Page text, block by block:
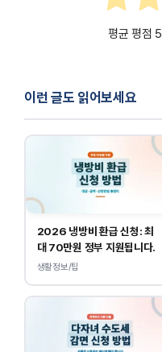
평균 평점 5
이런 글도 읽어보세요
2026 냉방비 환급 신청: 최
대 70만원 정부 지원됩니다.
생활정보/팁